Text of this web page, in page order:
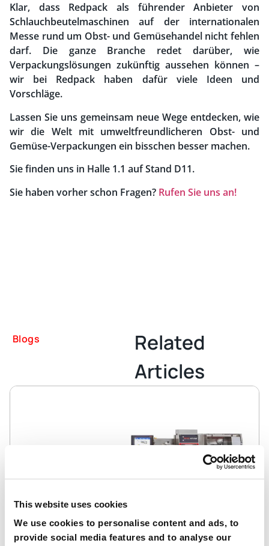
This website uses cookies
We use cookies to personalise content and ads, to
provide social media features and to analyse our
Klar, dass Redpack als führender Anbieter von
Schlauchbeutelmaschinen auf der internationalen
Messe rund um Obst- und Gemüsehandel nicht fehlen
darf. Die ganze Branche redet darüber, wie
Verpackungslösungen zukünftig aussehen können –
wir bei Redpack haben dafür viele Ideen und
Vorschläge.
Lassen Sie uns gemeinsam neue Wege entdecken, wie
wir die Welt mit umweltfreundlicheren Obst- und
Gemüse-Verpackungen ein bisschen besser machen.
Sie finden uns in Halle 1.1 auf Stand D11.
Sie haben vorher schon Fragen? Rufen Sie uns an!
Blogs
Related
Articles